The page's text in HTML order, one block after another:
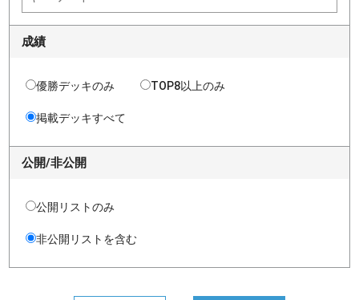
成績
優勝デッキのみ TOP8以上のみ
掲載デッキすべて
公開/非公開
公開リストのみ
非公開リストを含む